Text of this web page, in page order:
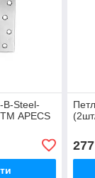
B-Steel-
APECS